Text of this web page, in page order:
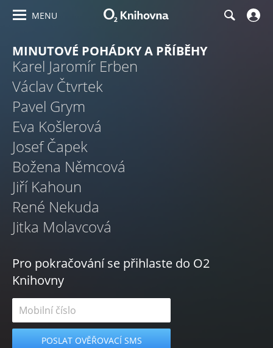
MENU
MINUTOVÉ POHÁDKY A PŘÍBĚHY
Karel Jaromír Erben
Václav Čtvrtek
Pavel Grym
Eva Košlerová
Josef Čapek
Božena Němcová
Jiří Kahoun
René Nekuda
Jitka Molavcová
Pro pokračování se přihlaste do O2
Knihovny